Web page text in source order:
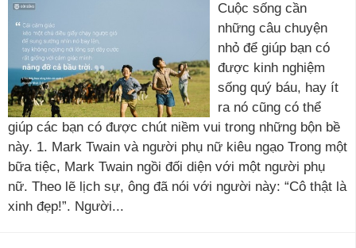
Cuộc sống cần
những câu chuyện
nhỏ để giúp bạn có
được kinh nghiệm
sống quý báu, hay ít
ra nó cũng có thể
giúp các bạn có được chút niềm vui trong những bộn bề
này. 1. Mark Twain và người phụ nữ kiêu ngạo Trong một
bữa tiệc, Mark Twain ngồi đối diện với một người phụ
nữ. Theo lẽ lịch sự, ông đã nói với người này: “Cô thật là
xinh đẹp!”. Người...